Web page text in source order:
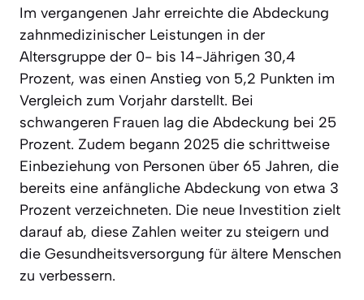
Im vergangenen Jahr erreichte die Abdeckung
zahnmedizinischer Leistungen in der
Altersgruppe der 0- bis 14-Jährigen 30,4
Prozent, was einen Anstieg von 5,2 Punkten im
Vergleich zum Vorjahr darstellt. Bei
schwangeren Frauen lag die Abdeckung bei 25
Prozent. Zudem begann 2025 die schrittweise
Einbeziehung von Personen über 65 Jahren, die
bereits eine anfängliche Abdeckung von etwa 3
Prozent verzeichneten. Die neue Investition zielt
darauf ab, diese Zahlen weiter zu steigern und
die Gesundheitsversorgung für ältere Menschen
zu verbessern.